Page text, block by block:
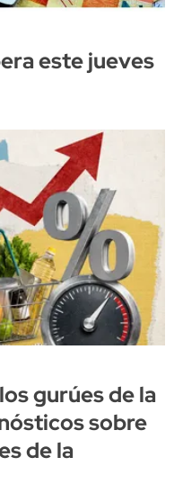
este jueves
gurúes de la
sobre
de la